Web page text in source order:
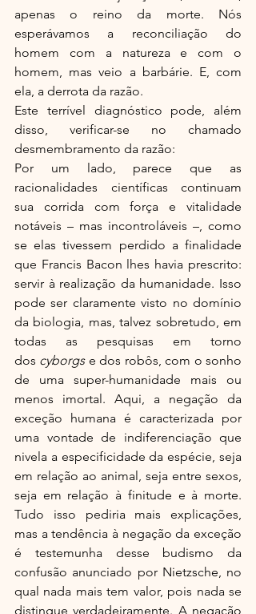
apenas o reino da morte. Nós
esperávamos a reconciliação do
homem com a natureza e com o
homem, mas veio a barbárie. E, com
ela, a derrota da razão.
Este terrível diagnóstico pode, além
disso, verificar-se no chamado
desmembramento da razão:
Por um lado, parece que as
racionalidades científicas continuam
sua corrida com força e vitalidade
notáveis – mas incontroláveis –, como
se elas tivessem perdido a finalidade
que Francis Bacon lhes havia prescrito:
servir à realização da humanidade. Isso
pode ser claramente visto no domínio
da biologia, mas, talvez sobretudo, em
todas as pesquisas em torno
dos cyborgs e dos robôs, com o sonho
de uma super-humanidade mais ou
menos imortal. Aqui, a negação da
exceção humana é caracterizada por
uma vontade de indiferenciação que
nivela a especificidade da espécie, seja
em relação ao animal, seja entre sexos,
seja em relação à finitude e à morte.
Tudo isso pediria mais explicações,
mas a tendência à negação da exceção
é testemunha desse budismo da
confusão anunciado por Nietzsche, no
qual nada mais tem valor, pois nada se
distingue verdadeiramente. A negação